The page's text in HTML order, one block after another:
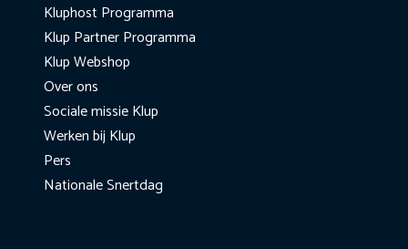
Kluphost Programma
Klup Partner Programma
Klup Webshop
Over ons
Sociale missie Klup
Werken bij Klup
Pers
Nationale Snertdag